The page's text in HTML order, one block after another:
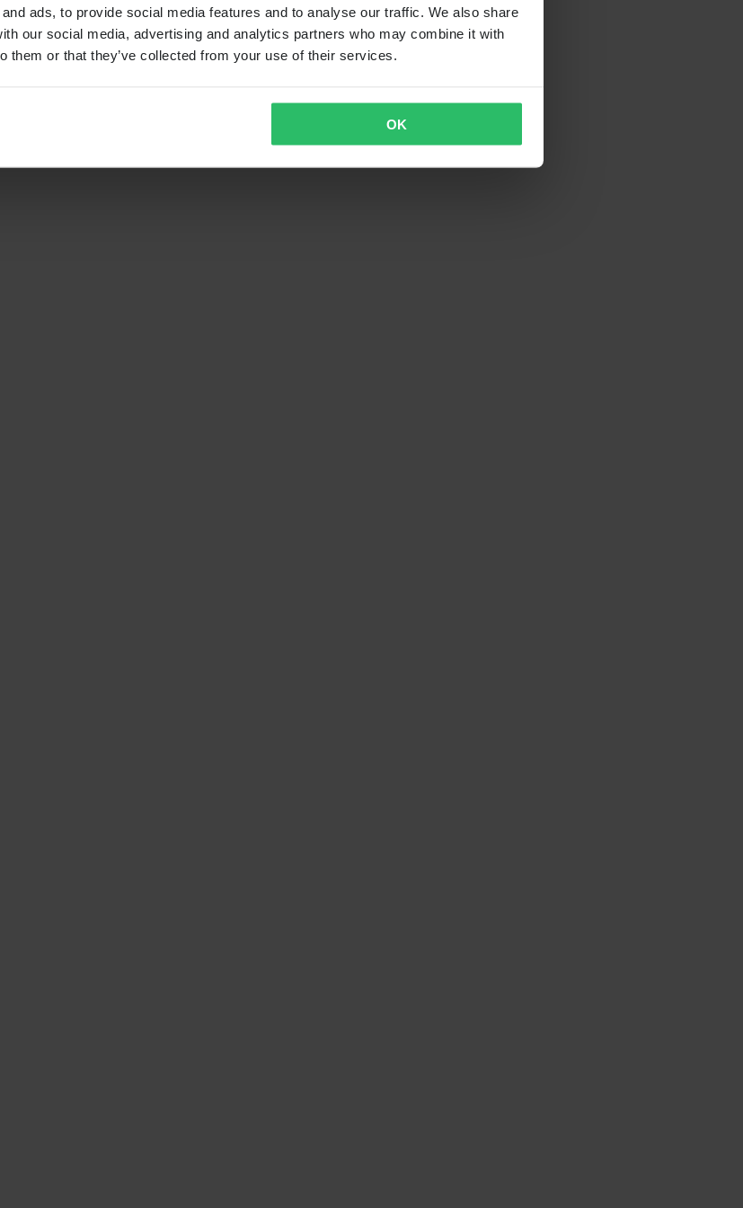
ads, to provide social media features and to analyse our traffic. We also share
our social media, advertising and analytics partners who may combine it with
them or that they’ve collected from your use of their services.
OK